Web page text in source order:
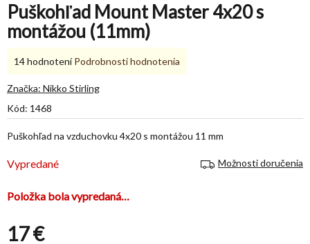
Puškohľad Mount Master 4x20 s
montážou (11mm)
Kód: 1468
17 €
Vypredané Možnosti doručenia
Položka bola vypredaná…
Puškohľad na vzduchovku 4x20 s montážou 11 mm
Priemerné
produktu
4,9
5
14 hodnotení Podrobnosti hodnotenia
Značka: Nikko Stirling